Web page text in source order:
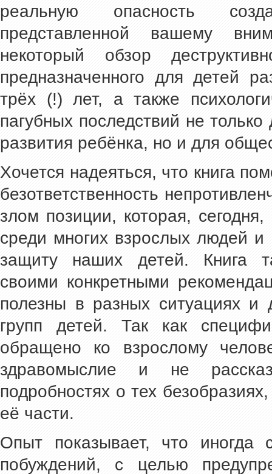
реальную опасность
представленной вашему
некоторый обзор
предназначенного для детей
трёх (!) лет, а также
пагубных последствий не только
развития ребёнка, но и для
Хочется надеяться, что книга
безответственность
злом позиции, которая,
среди многих взрослых людей и
защиту наших детей. Книга
своими конкретными
полезны в разных ситуациях и
групп детей. Так как
обращено ко взрослому
здравомыслие и не
подробностях о тех
её части.
Опыт показывает, что иногда
побуждений, с целью